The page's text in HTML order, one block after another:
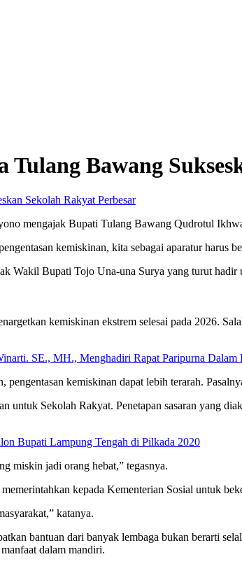
Tulang Bawang
Perbesar
mengajak Bupati Tulang Bawang Qudrotul
kemiskinan, kita sebagai aparatur
Wakil Bupati Tojo Una-una Surya yang turut hadir
kemiskinan ekstrem selesai pada 2026.
SE., MH., Menghadiri Rapat Paripurna Dalam
pengentasan kemiskinan dapat lebih terarah.
untuk Sekolah Rakyat. Penetapan sasaran yang
Bupati Lampung Tengah di Pilkada 2020
miskin jadi orang hebat,” tegasnya.
kepada Kementerian Sosial untuk
katanya.
bantuan dari banyak lembaga bukan berarti
dalam mandiri.